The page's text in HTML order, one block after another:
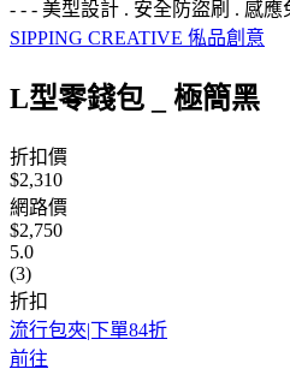
- - - 美型設計 . 安全防盜刷 . 感應
SIPPING CREATIVE 俬品創意
L型零錢包 _ 極簡黑
折扣價
$2,310
網路價
$2,750
5.0
(3)
折扣
流行包夾|下單84折
前往